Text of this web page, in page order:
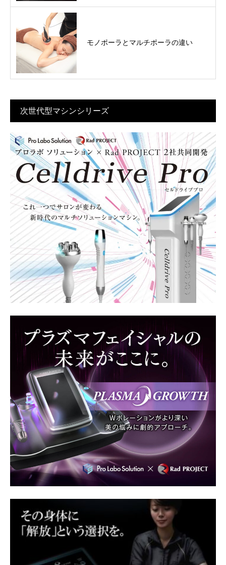
モノポーラとマルチポーラの違い
次世代型マシンシリーズ